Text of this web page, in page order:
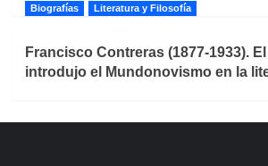
Biografías Literatura y Filosofía
Francisco Contreras (1877-1933).
introdujo el Mundonovismo en la